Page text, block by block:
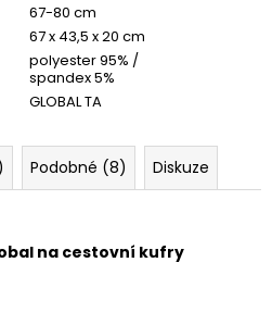
67-80 cm
67 x 43,5 x 20 cm
polyester 95% /
spandex 5%
GLOBAL TA
Podobné (8) Diskuze
na cestovní kufry